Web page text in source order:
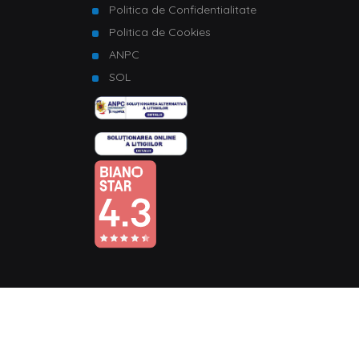
Politica de Confidentialitate
Politica de Cookies
ANPC
SOL